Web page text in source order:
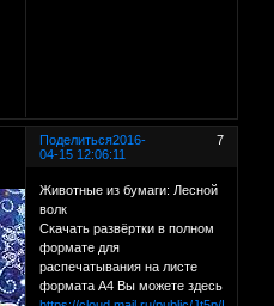
Поделиться 7
2016-
04-15 12:06:11
Животные из бумаги: Лесной
волк
Скачать развёртки в полном
формате для
распечатывания на листе
формата А4 Вы можете здесь